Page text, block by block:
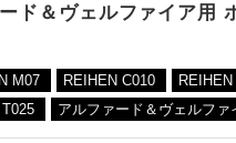
ド＆ヴェルファイア用
M07 REIHEN C010
T025 アルファード＆ヴェルファ